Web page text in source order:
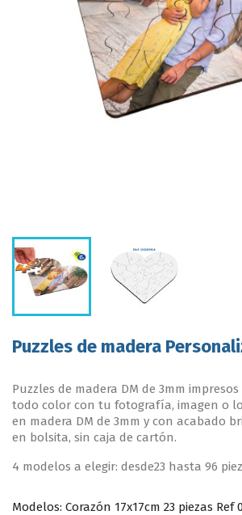
Puzzles de madera
Puzzles de madera DM de 3mm
todo color con tu fotografía, imagen o
en madera DM de 3mm y con acabado
en bolsita, sin caja de cartón.
4 modelos a elegir: desde23 hasta 96
Modelos: Corazón 17x17cm 23 piezas Ref